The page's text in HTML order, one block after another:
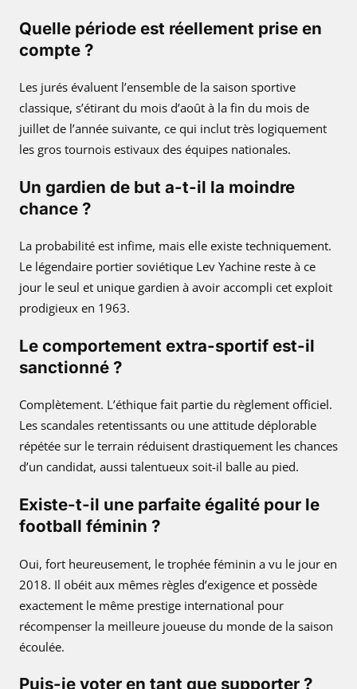
Quelle période est réellement prise en
compte ?
Les jurés évaluent l’ensemble de la saison sportive
classique, s’étirant du mois d’août à la fin du mois de
juillet de l’année suivante, ce qui inclut très logiquement
les gros tournois estivaux des équipes nationales.
Un gardien de but a-t-il la moindre
chance ?
La probabilité est infime, mais elle existe techniquement.
Le légendaire portier soviétique Lev Yachine reste à ce
jour le seul et unique gardien à avoir accompli cet exploit
prodigieux en 1963.
Le comportement extra-sportif est-il
sanctionné ?
Complètement. L’éthique fait partie du règlement officiel.
Les scandales retentissants ou une attitude déplorable
répétée sur le terrain réduisent drastiquement les chances
d’un candidat, aussi talentueux soit-il balle au pied.
Existe-t-il une parfaite égalité pour le
football féminin ?
Oui, fort heureusement, le trophée féminin a vu le jour en
2018. Il obéit aux mêmes règles d’exigence et possède
exactement le même prestige international pour
récompenser la meilleure joueuse du monde de la saison
écoulée.
Puis-je voter en tant que supporter ?